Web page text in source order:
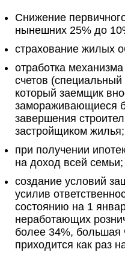
Снижение
нынешних 25% до
страхование жилых
отработка
счетов (специальный
который заемщик
замораживающиеся
завершения
застройщиком жилья;
при получении
на доход всей семьи;
создание условий
усилив
состоянию на 1
неработающих
более 34%, большая
приходится как раз